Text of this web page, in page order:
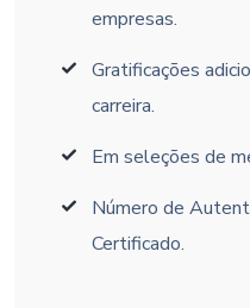
empresas.
Gratificações
carreira.
Em seleções de
Número de
Certificado.